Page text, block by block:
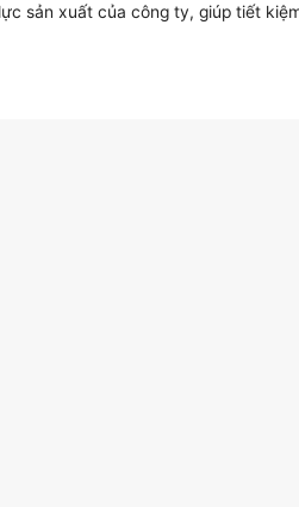
sản xuất của công ty, giúp tiết